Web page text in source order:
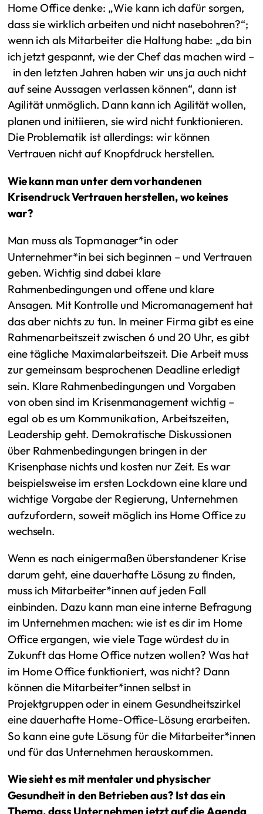
Home Office denke: „Wie kann ich dafür sorgen,
dass sie wirklich arbeiten und nicht nasebohren?“;
wenn ich als Mitarbeiter die Haltung habe: „da bin
ich jetzt gespannt, wie der Chef das machen wird –
in den letzten Jahren haben wir uns ja auch nicht
auf seine Aussagen verlassen können“, dann ist
Agilität unmöglich. Dann kann ich Agilität wollen,
planen und initiieren, sie wird nicht funktionieren.
Die Problematik ist allerdings: wir können
Vertrauen nicht auf Knopfdruck herstellen.
Wie kann man unter dem vorhandenen
Krisendruck Vertrauen herstellen, wo keines
war?
Man muss als Topmanager*in oder
Unternehmer*in bei sich beginnen – und Vertrauen
geben. Wichtig sind dabei klare
Rahmenbedingungen und offene und klare
Ansagen. Mit Kontrolle und Micromanagement hat
das aber nichts zu tun. In meiner Firma gibt es eine
Rahmenarbeitszeit zwischen 6 und 20 Uhr, es gibt
eine tägliche Maximalarbeitszeit. Die Arbeit muss
zur gemeinsam besprochenen Deadline erledigt
sein. Klare Rahmenbedingungen und Vorgaben
von oben sind im Krisenmanagement wichtig –
egal ob es um Kommunikation, Arbeitszeiten,
Leadership geht. Demokratische Diskussionen
über Rahmenbedingungen bringen in der
Krisenphase nichts und kosten nur Zeit. Es war
beispielsweise im ersten Lockdown eine klare und
wichtige Vorgabe der Regierung, Unternehmen
aufzufordern, soweit möglich ins Home Office zu
wechseln.
Wenn es nach einigermaßen überstandener Krise
darum geht, eine dauerhafte Lösung zu finden,
muss ich Mitarbeiter*innen auf jeden Fall
einbinden. Dazu kann man eine interne Befragung
im Unternehmen machen: wie ist es dir im Home
Office ergangen, wie viele Tage würdest du in
Zukunft das Home Office nutzen wollen? Was hat
im Home Office funktioniert, was nicht? Dann
können die Mitarbeiter*innen selbst in
Projektgruppen oder in einem Gesundheitszirkel
eine dauerhafte Home-Office-Lösung erarbeiten.
So kann eine gute Lösung für die Mitarbeiter*innen
und für das Unternehmen herauskommen.
Wie sieht es mit mentaler und physischer
Gesundheit in den Betrieben aus? Ist das ein
Thema, dass Unternehmen jetzt auf die Agenda